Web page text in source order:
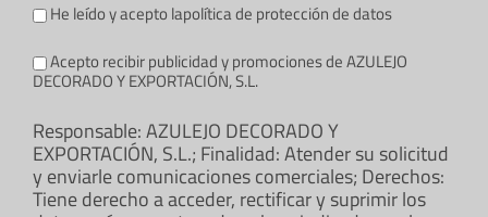
He leído y acepto lapolítica de protección de datos
Acepto recibir publicidad y promociones de AZULEJO
DECORADO Y EXPORTACIÓN, S.L.
Responsable: AZULEJO DECORADO Y
EXPORTACIÓN, S.L.; Finalidad: Atender su solicitud
y enviarle comunicaciones comerciales; Derechos:
Tiene derecho a acceder, rectificar y suprimir los